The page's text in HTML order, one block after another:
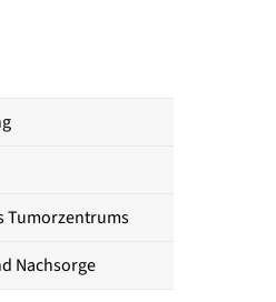
Tumorzentrums
Nachsorge